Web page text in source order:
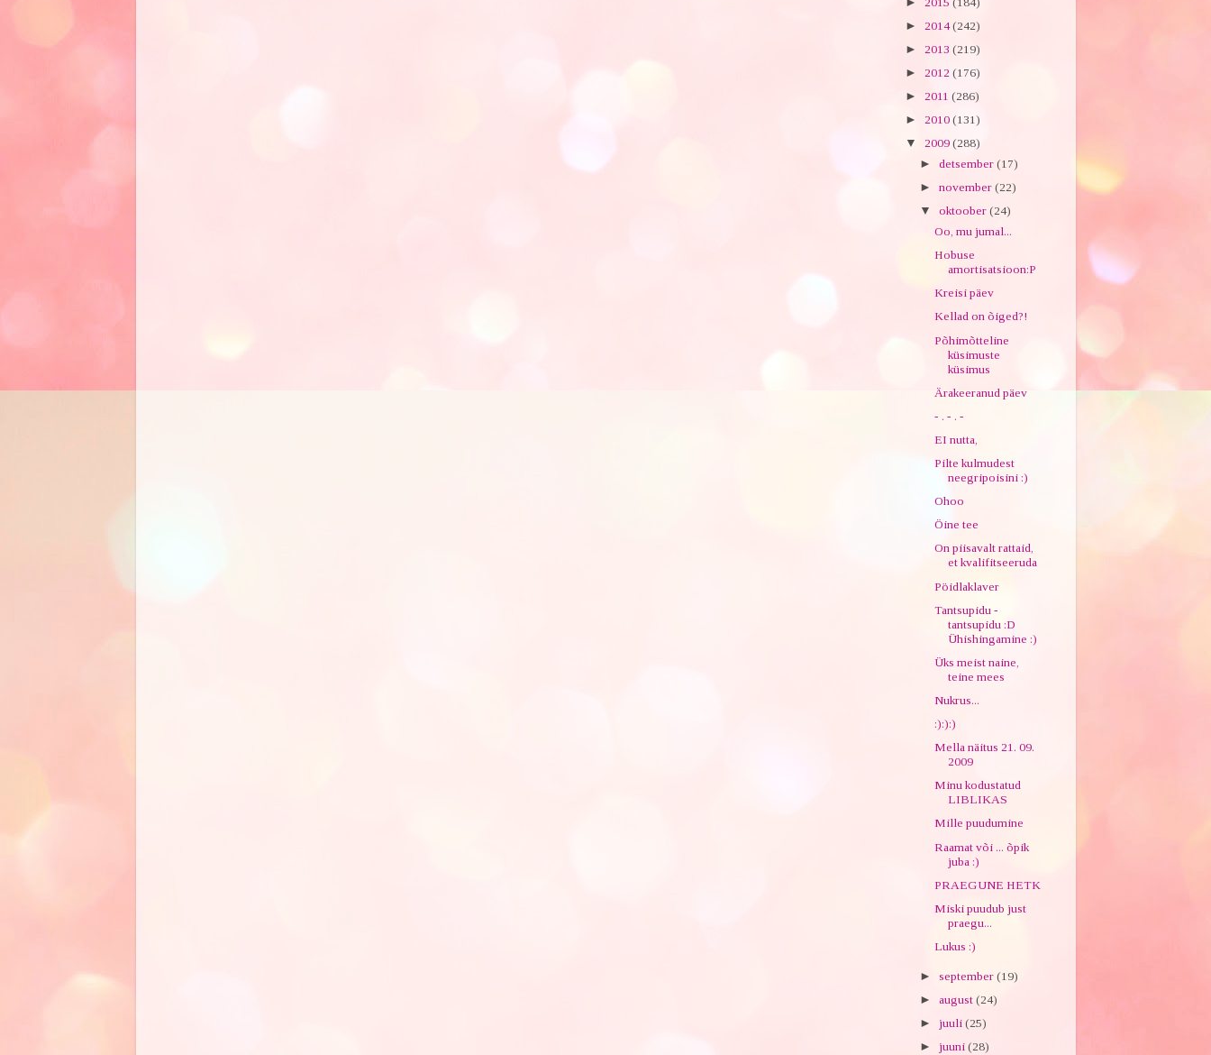
► 2014(242)
► 2013 (219)
► 2012 (176)
► 2011 (286)
► 2010 (131)
▼ 2009 (288)
► detsember (17)
► november (22)
▼ oktoober (24)
Oo, mu jumal...
Hobuse
amortisatsioon:P
Kreisi päev
Kellad on õiged?!
Põhimõtteline
küsimuste
küsimus
Ärakeeranud päev
- . - . -
EI nutta,
Pilte kulmudest
neegripoisini :)
Ohoo
Öine tee
On piisavalt rattaid,
et kvalifitseeruda
Pöidlaklaver
Tantsupidu -
tantsupidu :D
Ühishingamine :)
Üks meist naine,
teine mees
Nukrus...
:):):)
Mella näitus 21. 09.
2009
Minu kodustatud
LIBLIKAS
Mille puudumine
Raamat või ... õpik
juba :)
PRAEGUNE HETK
Miski puudub just
praegu...
Lukus :)
► september (19)
► august (24)
► juuli (25)
► juuni (28)